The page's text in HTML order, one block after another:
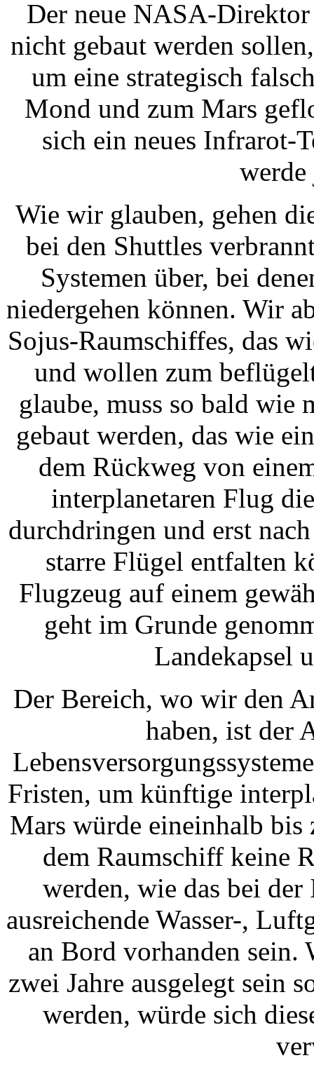
Der neue NASA-
nicht gebaut werden
um eine strategisch
Mond und zum Mars
sich ein neues Infrarot-
werde
Wie wir glauben, gehen
bei den Shuttles
Systemen über, bei
niedergehen können. Wir
Sojus-Raumschiffes, das
und wollen zum
glaube, muss so bald wie
gebaut werden, das wie
dem Rückweg von
interplanetaren Flug
durchdringen und erst
starre Flügel entfalten
Flugzeug auf einem
geht im Grunde
Landekapsel
Der Bereich, wo wir den
haben, ist der
Fristen, um künftige
Mars würde eineinhalb bis
dem Raumschiff keine
werden, wie das bei
ausreichende Wasser-,
an Bord vorhanden sein.
zwei Jahre ausgelegt sein
werden, würde sich